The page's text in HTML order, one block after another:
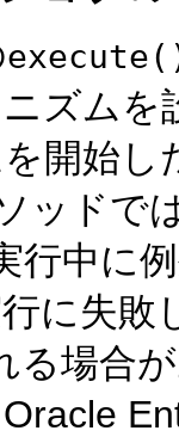
ズム
開始
ッドで
行中に
に失
る場合